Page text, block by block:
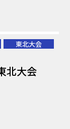
東北大会
北大会